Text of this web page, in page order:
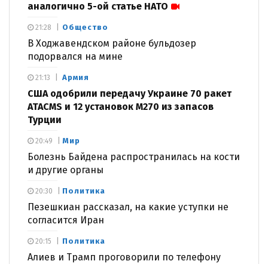
аналогично 5-ой статье НАТО
Общество
В Ходжавендском районе бульдозер
подорвался на мине
21:28
Армия
США одобрили передачу Украине 70 ракет
ATACMS и 12 установок M270 из запасов
Турции
21:13
Мир
Болезнь Байдена распространилась на кости
и другие органы
20:49
Политика
Пезешкиан рассказал, на какие уступки не
согласится Иран
20:30
Политика
Алиев и Трамп проговорили по телефону
20:15